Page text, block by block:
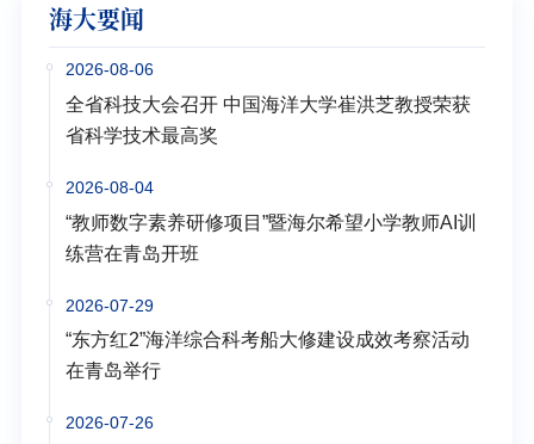
海大要闻
2026-08-06
全省科技大会召开 中国海洋大学崔洪芝教授荣获
省科学技术最高奖
2026-08-04
“教师数字素养研修项目”暨海尔希望小学教师AI训
练营在青岛开班
2026-07-29
“东方红2”海洋综合科考船大修建设成效考察活动
在青岛举行
2026-07-26